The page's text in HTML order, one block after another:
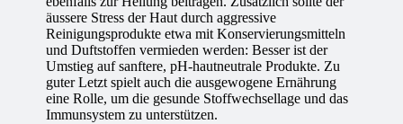
äussere Stress der Haut durch aggressive
Reinigungsprodukte etwa mit Konservierungsmitteln
und Duftstoffen vermieden werden: Besser ist der
Umstieg auf sanftere, pH-hautneutrale Produkte. Zu
guter Letzt spielt auch die ausgewogene Ernährung
eine Rolle, um die gesunde Stoffwechsellage und das
Immunsystem zu unterstützen.